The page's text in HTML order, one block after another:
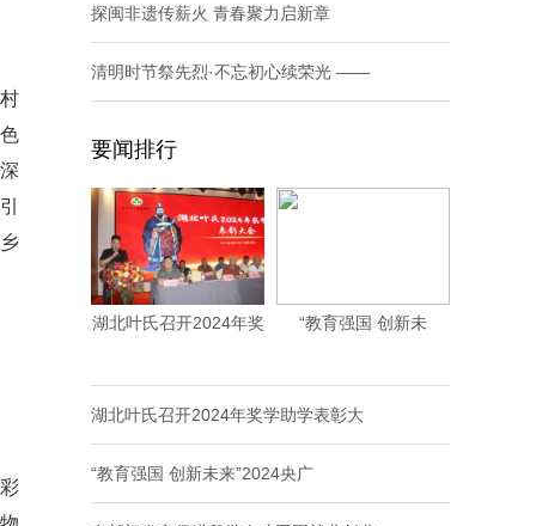
探闽非遗传薪火 青春聚力启新章
清明时节祭先烈·不忘初心续荣光 ——
要闻排行
湖北叶氏召开2024年奖
“教育强国 创新未
湖北叶氏召开2024年奖学助学表彰大
“教育强国 创新未来”2024央广